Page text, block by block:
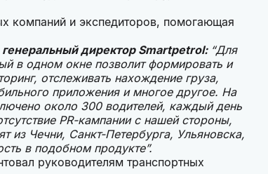
компаний и экспедиторов, помогающая
директор Smartpetrol: “Для
в одном окне позволит формировать и
отслеживать нахождение груза,
приложения и многое другое. На
около 300 водителей, каждый день
PR-кампании с нашей стороны,
из Чечни, Санкт-Петербурга, Ульяновска,
в подобном продукте”.
руководителям транспортных